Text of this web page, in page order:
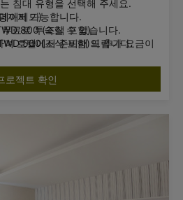
침대 유형을 선택해 주세요.
이베드)
800 (조식 포함)
며 호텔에서 준비해 드립니다.
제공, 수량 한정, 사전 예약 필수)
데 화장실
까지 가능합니다.
료로 투숙할 수 있습니다.
500(조식 포함)의 추가 요금이
사전에 호텔로 알려주시기 바랍니
로젝트 확인